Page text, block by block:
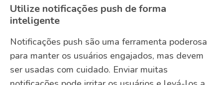
Utilize notificações push de forma
inteligente
Notificações push são uma ferramenta poderosa
para manter os usuários engajados, mas devem
ser usadas com cuidado. Enviar muitas